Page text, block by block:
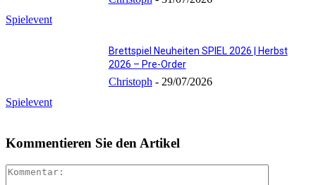
Spielevent
Spielevent
Brettspiel Neuheiten SPIEL 2026 | Herbst
2026 – Pre-Order
Christoph - 29/07/2026
Kommentieren Sie den Artikel